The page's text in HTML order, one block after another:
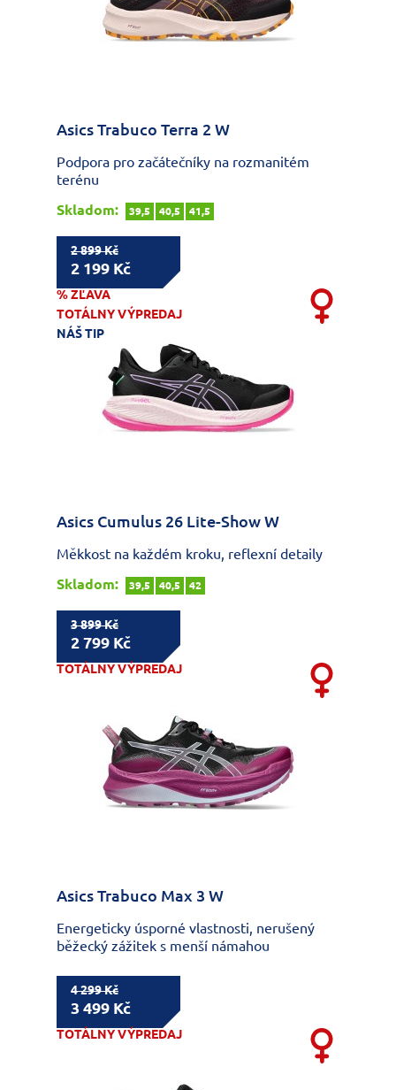
Asics Trabuco Terra 2 W
Podpora pro začátečníky na rozmanitém
terénu
Skladom:
39,5 40,5 41,5
2 899 Kč
2 199 Kč
% ZĽAVA
TOTÁLNY VÝPREDAJ
NÁŠ TIP
Asics Cumulus 26 Lite-Show W
Měkkost na každém kroku, reflexní detaily
Skladom:
39,5 40,5 42
3 899 Kč
2 799 Kč
TOTÁLNY VÝPREDAJ
Asics Trabuco Max 3 W
Energeticky úsporné vlastnosti, nerušený
běžecký zážitek s menší námahou
4 299 Kč
3 499 Kč
TOTÁLNY VÝPREDAJ